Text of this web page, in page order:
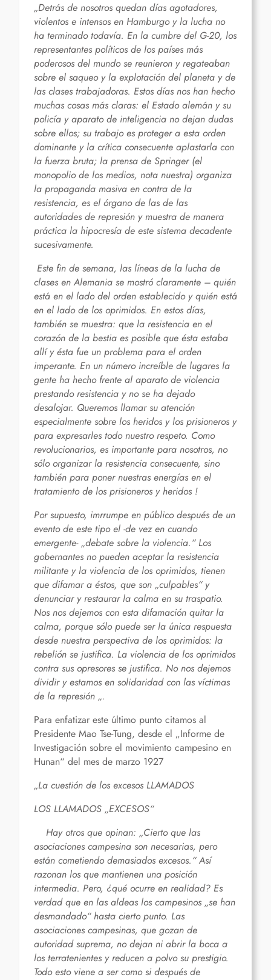
„Detrás de nosotros quedan días agotadores,
violentos e intensos en Hamburgo y la lucha no
ha terminado todavía. En la cumbre del G-20, los
representantes políticos de los países más
poderosos del mundo se reunieron y regateaban
sobre el saqueo y la explotación del planeta y de
las clases trabajadoras. Estos días nos han hecho
muchas cosas más claras: el Estado alemán y su
policía y aparato de inteligencia no dejan dudas
sobre ellos; su trabajo es proteger a esta orden
dominante y la crítica consecuente aplastarla con
la fuerza bruta; la prensa de Springer (el
monopolio de los medios, nota nuestra) organiza
la propaganda masiva en contra de la
resistencia, es el órgano de las de las
autoridades de represión y muestra de manera
práctica la hipocresía de este sistema decadente
sucesivamente.
Este fin de semana, las líneas de la lucha de
clases en Alemania se mostró claramente – quién
está en el lado del orden establecido y quién está
en el lado de los oprimidos. En estos días,
también se muestra: que la resistencia en el
corazón de la bestia es posible que ésta estaba
allí y ésta fue un problema para el orden
imperante. En un número increíble de lugares la
gente ha hecho frente al aparato de violencia
prestando resistencia y no se ha dejado
desalojar. Queremos llamar su atención
especialmente sobre los heridos y los prisioneros y
para expresarles todo nuestro respeto. Como
revolucionarios, es importante para nosotros, no
sólo organizar la resistencia consecuente, sino
también para poner nuestras energías en el
tratamiento de los prisioneros y heridos !
Por supuesto, imrrumpe en público después de un
evento de este tipo el -de vez en cuando
emergente- „debate sobre la violencia.“ Los
gobernantes no pueden aceptar la resistencia
militante y la violencia de los oprimidos, tienen
que difamar a éstos, que son „culpables“ y
denunciar y restaurar la calma en su traspatio.
Nos nos dejemos con esta difamación quitar la
calma, porque sólo puede ser la única respuesta
desde nuestra perspectiva de los oprimidos: la
rebelión se justifica. La violencia de los oprimidos
contra sus opresores se justifica. No nos dejemos
dividir y estamos en solidaridad con las víctimas
de la represión „.
Para enfatizar este último punto citamos al
Presidente Mao Tse-Tung, desde el „Informe de
Investigación sobre el movimiento campesino en
Hunan“ del mes de marzo 1927
„La cuestión de los excesos LLAMADOS
LOS LLAMADOS „EXCESOS“
Hay otros que opinan: „Cierto que las
asociaciones campesina son necesarias, pero
están cometiendo demasiados excesos.“ Así
razonan los que mantienen una posición
intermedia. Pero, ¿qué ocurre en realidad? Es
verdad que en las aldeas los campesinos „se han
desmandado“ hasta cierto punto. Las
asociaciones campesinas, que gozan de
autoridad suprema, no dejan ni abrir la boca a
los terratenientes y reducen a polvo su prestigio.
Todo esto viene a ser como si después de